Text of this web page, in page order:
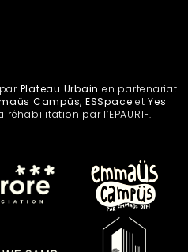
Plateau Urbain en partenariat
Campüs, ESSpaceetYes
réhabilitation par l’EPAURIF.